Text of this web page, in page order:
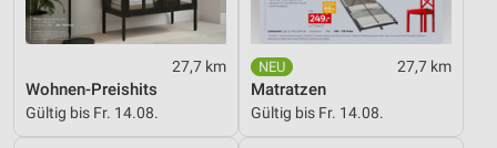
27,7 km
Wohnen-Preishits
Gültig bis Fr. 14.08.
27,7 km
Matratzen
Gültig bis Fr. 14.08.